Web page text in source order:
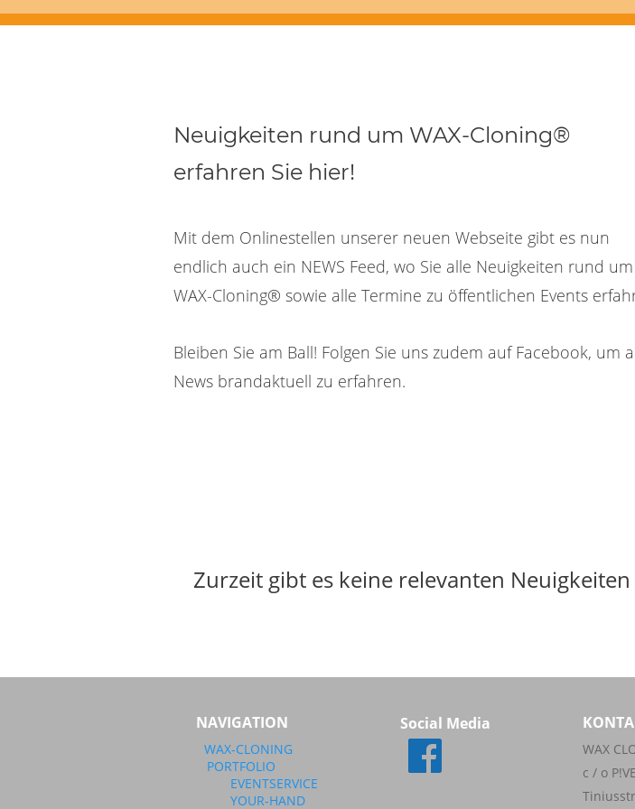
NAVIGATION
WAX-CLONING
PORTFOLIO
EVENTSERVICE
YOUR-HAND
Social Media
WAX
c / o
Neuigkeiten rund um WAX-Cloning®
erfahren Sie hier!
Mit dem Onlinestellen unserer neuen Webseite gibt es nun
endlich auch ein NEWS Feed, wo Sie alle Neuigkeiten rund um
WAX-Cloning® sowie alle Termine zu öffentlichen Events
Bleiben Sie am Ball! Folgen Sie uns zudem auf Facebook, um
News brandaktuell zu erfahren.
Zurzeit gibt es keine relevanten